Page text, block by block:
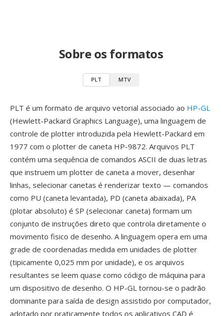
Sobre os formatos
PLT MTV
PLT é um formato de arquivo vetorial associado ao HP-GL
(Hewlett-Packard Graphics Language), uma linguagem de
controle de plotter introduzida pela Hewlett-Packard em
1977 com o plotter de caneta HP-9872. Arquivos PLT
contém uma sequência de comandos ASCII de duas letras
que instruem um plotter de caneta a mover, desenhar
linhas, selecionar canetas é renderizar texto — comandos
como PU (caneta levantada), PD (caneta abaixada), PA
(plotar absoluto) é SP (selecionar caneta) formam um
conjunto de instruções direto que controla diretamente o
movimento fisico de desenho. A linguagem opera em uma
grade de coordenadas medida em unidades de plotter
(tipicamente 0,025 mm por unidade), e os arquivos
resultantes se leem quase como código de máquina para
um dispositivo de desenho. O HP-GL tornou-se o padrão
dominante para saída de design assistido por computador,
adotado por praticamente todos os aplicativos CAD é